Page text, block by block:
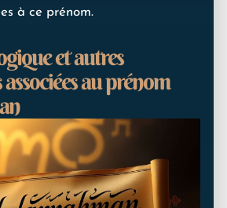
à ce prénom.
et autres
au prénom